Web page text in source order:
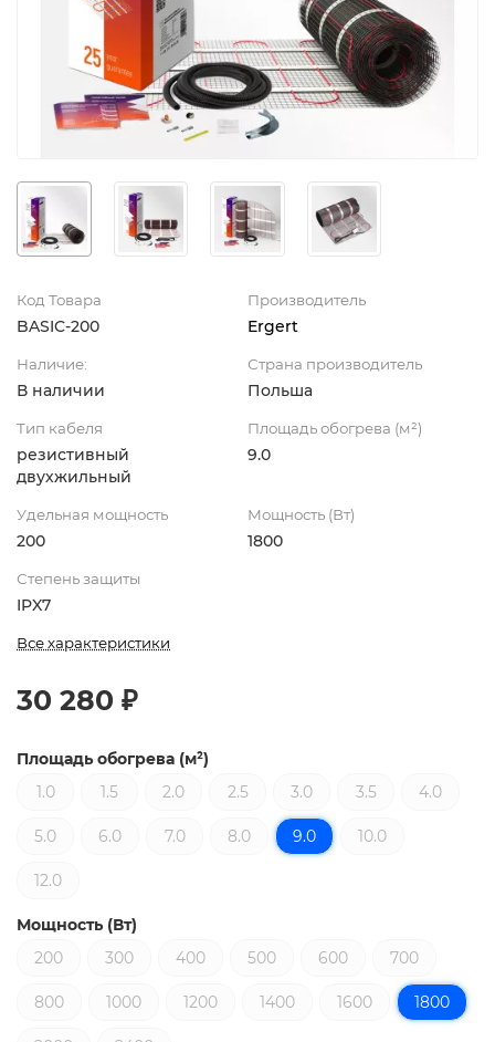
Код Товара
BASIC-200
Производитель
Ergert
Наличие:
В наличии
Страна производитель
Польша
Тип кабеля
резистивный
двухжильный
Площадь обогрева (м²)
9.0
Удельная мощность
200
Мощность (Вт)
1800
Степень защиты
IPX7
Все характеристики
30 280 ₽
Площадь обогрева (м²)
1.0
1.5 2.0 2.5 3.0 3.5 4.0
5.0 6.0 7.0 8.0 9.0 10.0
12.0
Мощность (Вт)
200
300 400 500 600 700
800 1000 1200 1400 1600 1800